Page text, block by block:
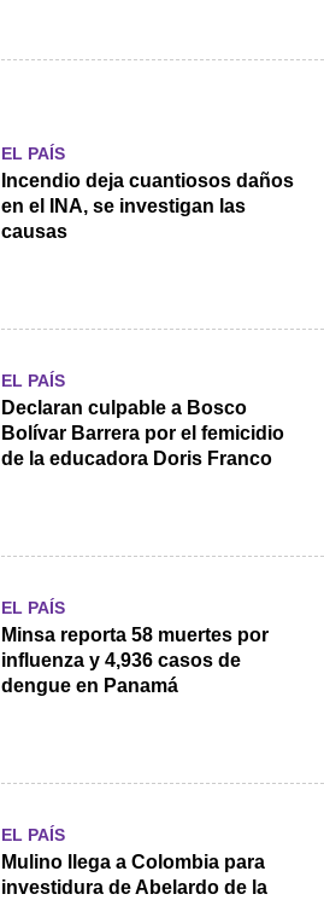
EL PAÍS
Incendio deja cuantiosos daños
en el INA, se investigan las
causas
EL PAÍS
Declaran culpable a Bosco
Bolívar Barrera por el femicidio
de la educadora Doris Franco
EL PAÍS
Minsa reporta 58 muertes por
influenza y 4,936 casos de
dengue en Panamá
EL PAÍS
Mulino llega a Colombia para
investidura de Abelardo de la